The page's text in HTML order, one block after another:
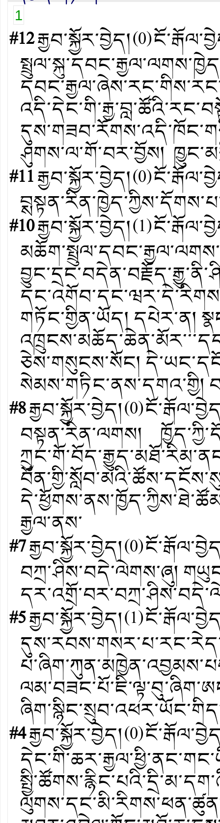
1
#12རྒྱབ་སྐྱོར་བྱེད།(0)
ཤུགས་ལ་གོ་བར་བྱོས།
#11རྒྱབ་སྐྱོར་བྱེད།(0)
#10རྒྱབ་སྐྱོར་བྱེད།(1)
གཏོང་གྱིན་ཡོད། དཔེར་ན།
ཅེས་གསུངས་སོང།
སེམས་གཏིང་ནས་དགའ་གྱི།
#8རྒྱབ་སྐྱོར་བྱེད།(0)
བསྟན་རིན་ལགས།
རྒྱལ་ནས་
#7རྒྱབ་སྐྱོར་བྱེད།(0)
བཀྲ་ཤིས་བདེ་ལེགས་ཞུ།
#5རྒྱབ་སྐྱོར་བྱེད།(1)
#4རྒྱབ་སྐྱོར་བྱེད།(0)